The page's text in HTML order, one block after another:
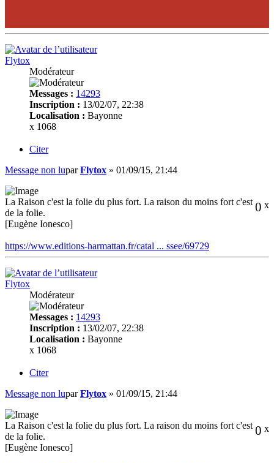
Flytox
Modérateur
Messages : 14293
Inscription : 13/02/07, 22:38
Localisation : Bayonne
x 1068
Citer
Message non luparFlytox » 01/09/15, 21:44
0 x
La Raison c'est la folie du plus fort. La raison du moins fort c'est
de la folie.
[Eugène Ionesco]
https://www.editions-harmattan.fr/catal ... ssee/69729
Flytox
Modérateur
Messages : 14293
Inscription : 13/02/07, 22:38
Localisation : Bayonne
x 1068
Citer
Message non luparFlytox » 01/09/15, 21:44
0 x
La Raison c'est la folie du plus fort. La raison du moins fort c'est
de la folie.
[Eugène Ionesco]